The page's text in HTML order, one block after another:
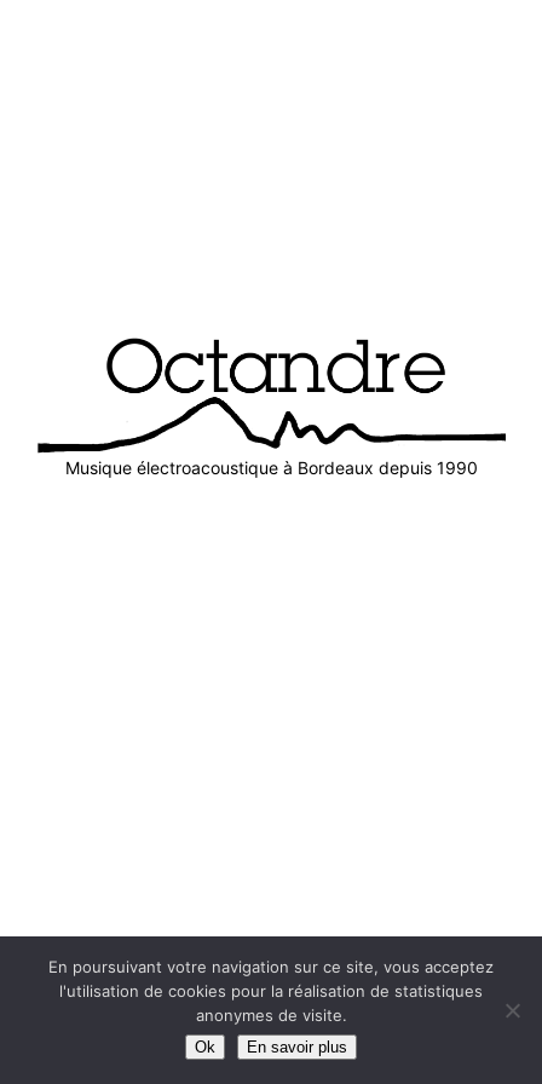
Musique électroacoustique à Bordeaux depuis 1990
En poursuivant votre navigation sur ce site, vous acceptez
l'utilisation de cookies pour la réalisation de statistiques
anonymes de visite.
Ok En savoir plus